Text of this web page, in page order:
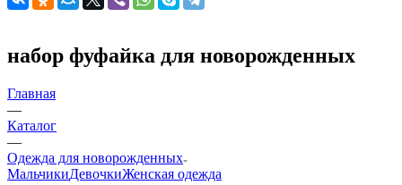
набор фуфайка для новорожденных
Главная
—
Каталог
—
Одежда для новорожденных
МальчикиДевочкиЖенская одежда